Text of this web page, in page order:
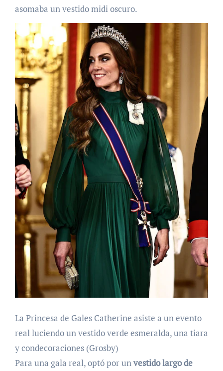
asomaba un vestido midi oscuro.
La Princesa de Gales Catherine asiste a un evento
real luciendo un vestido verde esmeralda, una tiara
y condecoraciones (Grosby)
Para una gala real, optó por unvestido largo de